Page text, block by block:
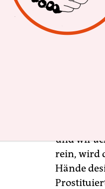
„Damit
Plätze
in denen
hinter
gesetzt,
und wir
rein, wird
Hände